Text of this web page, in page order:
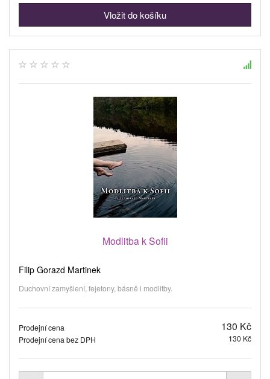
Modlitba k Sofii
Filip Gorazd Martinek
Duchovní zamyšlení, fejetony, básně i modlitby.
Prodejní cena 130 Kč
Prodejní cena bez DPH 130 Kč